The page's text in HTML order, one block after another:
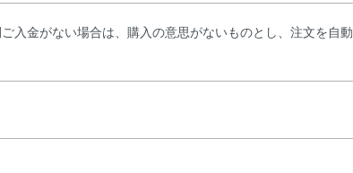
入金がない場合は、購入の意思がないものとし、注文を自動